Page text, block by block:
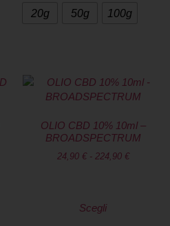
20g 50g 100g
OLIO CBD 10% 10ml –
BROADSPECTRUM
24,90 € - 224,90 €
Scegli